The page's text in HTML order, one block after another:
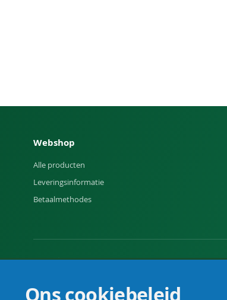
Webshop
Alle producten
Leveringsinformatie
Betaalmethodes
Ons cookiebeleid